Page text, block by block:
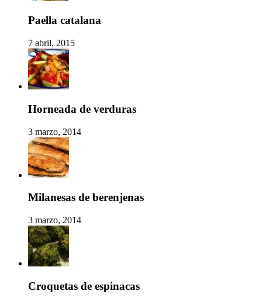
Paella catalana
7 abril, 2015
Horneada de verduras
3 marzo, 2014
Milanesas de berenjenas
3 marzo, 2014
Croquetas de espinacas